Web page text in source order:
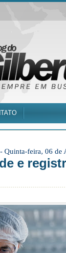
Quinta-feira, 06 de
e